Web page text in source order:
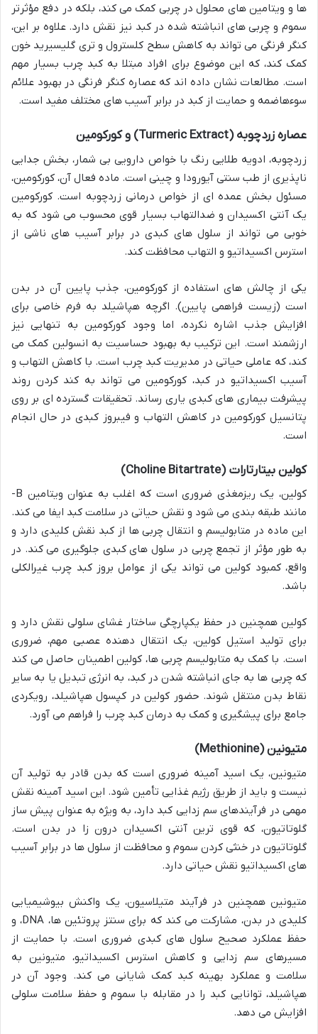
ها و ویتامین های محلول در چربی کمک می کند، بلکه در دفع مؤثرتر
سموم و چربی های انباشته شده در کبد نیز نقش دارد. علاوه بر این،
کنگر فرنگی می تواند به کاهش سطح کلسترول و تری گلیسیرید خون
کمک کند، که این موضوع برای افراد مبتلا به کبد چرب بسیار مهم
است. مطالعات نشان داده اند که عصاره کنگر فرنگی در بهبود علائم
سوءهاضمه و حمایت از کبد در برابر آسیب های مختلف مفید است.
عصاره زردچوبه (Turmeric Extract) و کورکومین
زردچوبه، ادویه طلایی رنگ با خواص دارویی بی شمار، بخش جدایی
ناپذیری از طب سنتی آیورودا و چینی است. ماده فعال آن، کورکومین،
مسئول بخش عمده ای از خواص درمانی زردچوبه است. کورکومین
یک آنتی اکسیدان و ضدالتهاب بسیار قوی محسوب می شود که به
خوبی می تواند از سلول های کبدی در برابر آسیب های ناشی از
استرس اکسیداتیو و التهاب محافظت کند.
یکی از چالش های استفاده از کورکومین، جذب پایین آن در بدن
است (زیست فراهمی پایین). اگرچه هپاشیلد به فرم خاصی برای
افزایش جذب اشاره نکرده، اما وجود کورکومین به تنهایی نیز
ارزشمند است. این ترکیب به بهبود حساسیت به انسولین کمک می
کند، که عاملی حیاتی در مدیریت کبد چرب است. با کاهش التهاب و
آسیب اکسیداتیو در کبد، کورکومین می تواند به کند کردن روند
پیشرفت بیماری های کبدی یاری رساند. تحقیقات گسترده ای بر روی
پتانسیل کورکومین در کاهش التهاب و فیبروز کبدی در حال انجام
است.
کولین بیتارتارات (Choline Bitartrate)
کولین، یک ریزمغذی ضروری است که اغلب به عنوان ویتامین B-
مانند طبقه بندی می شود و نقش حیاتی در سلامت کبد ایفا می کند.
این ماده در متابولیسم و انتقال چربی ها از کبد نقش کلیدی دارد و
به طور مؤثر از تجمع چربی در سلول های کبدی جلوگیری می کند. در
واقع، کمبود کولین می تواند یکی از عوامل بروز کبد چرب غیرالکلی
باشد.
کولین همچنین در حفظ یکپارچگی ساختار غشای سلولی نقش دارد و
برای تولید استیل کولین، یک انتقال دهنده عصبی مهم، ضروری
است. با کمک به متابولیسم چربی ها، کولین اطمینان حاصل می کند
که چربی ها به جای انباشته شدن در کبد، به انرژی تبدیل یا به سایر
نقاط بدن منتقل شوند. حضور کولین در کپسول هپاشیلد، رویکردی
جامع برای پیشگیری و کمک به درمان کبد چرب را فراهم می آورد.
متیونین (Methionine)
متیونین، یک اسید آمینه ضروری است که بدن قادر به تولید آن
نیست و باید از طریق رژیم غذایی تأمین شود. این اسید آمینه نقش
مهمی در فرآیندهای سم زدایی کبد دارد، به ویژه به عنوان پیش ساز
گلوتاتیون، که قوی ترین آنتی اکسیدان درون زا در بدن است.
گلوتاتیون در خنثی کردن سموم و محافظت از سلول ها در برابر آسیب
های اکسیداتیو نقش حیاتی دارد.
متیونین همچنین در فرآیند متیلاسیون، یک واکنش بیوشیمیایی
کلیدی در بدن، مشارکت می کند که برای سنتز پروتئین ها، DNA، و
حفظ عملکرد صحیح سلول های کبدی ضروری است. با حمایت از
مسیرهای سم زدایی و کاهش استرس اکسیداتیو، متیونین به
سلامت و عملکرد بهینه کبد کمک شایانی می کند. وجود آن در
هپاشیلد، توانایی کبد را در مقابله با سموم و حفظ سلامت سلولی
افزایش می دهد.